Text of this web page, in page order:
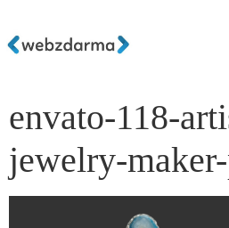
envato-118-
jewelry-